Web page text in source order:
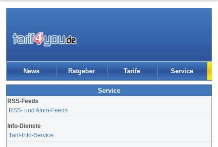
News Ratgeber Tarife Service
Service
RSS-Feeds
RSS- und Atom-Feeds
Info-Dienste
Tarif-Info-Service